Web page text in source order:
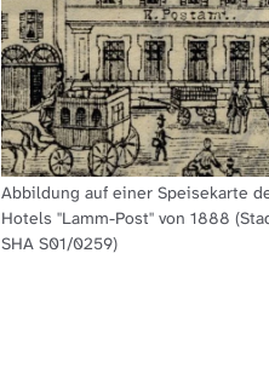
Abbildung auf einer Speisekarte
Hotels ''Lamm-Post'' von 1888
SHA S01/0259)